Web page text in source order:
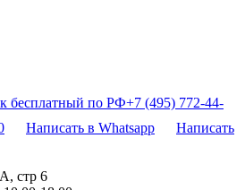
бесплатный по РФ+7 (495) 772-44-
Написать в Whatsapp
Написать
стр 6